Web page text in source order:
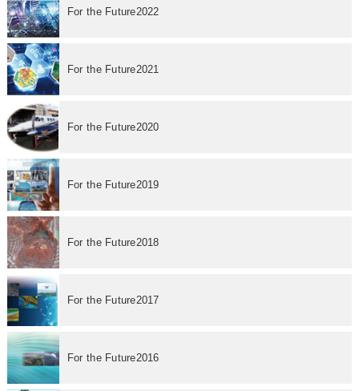
For the Future2022
For the Future2021
For the Future2020
For the Future2019
For the Future2018
For the Future2017
For the Future2016